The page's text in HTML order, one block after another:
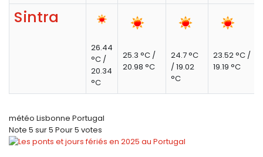
Sintra
26.44
°C /
20.34
°C
25.3 °C /
20.98 °C
24.7 °C
/ 19.02
°C
23.52 °C /
19.19 °C
météo Lisbonne Portugal
Note 5 sur5 Pour5 votes